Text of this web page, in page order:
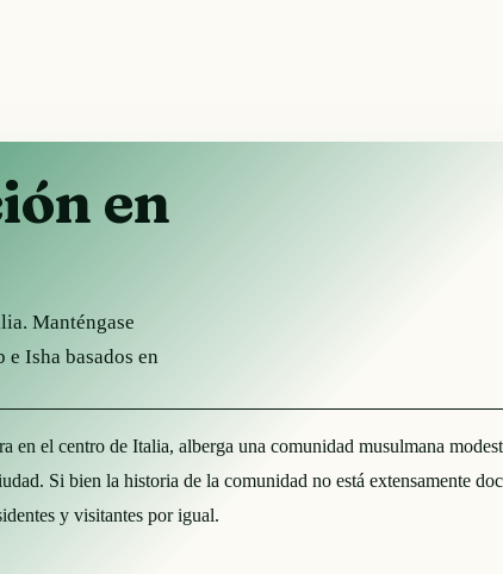
en
Manténgase
Isha basados en
en el centro de Italia, alberga una comunidad musulmana
Si bien la historia de la comunidad no está extensamente
y visitantes por igual.